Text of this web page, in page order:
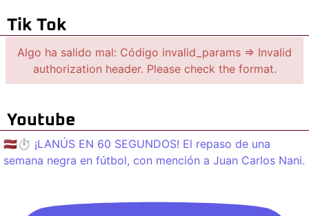
Tik Tok
Algo ha salido mal: Código invalid_params => Invalid
authorization header. Please check the format.
Youtube
🇱🇻⏱️ ¡LANÚS EN 60 SEGUNDOS! El repaso de una
semana negra en fútbol, con mención a Juan Carlos Nani.